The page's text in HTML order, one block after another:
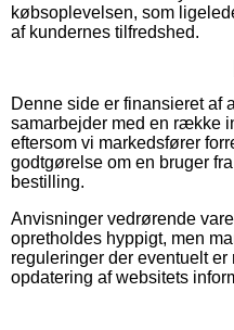
købsoplevelsen, som
af kundernes tilfredshed.
Denne side er finansieret af
samarbejder med en række
eftersom vi markedsfører
godtgørelse om en bruger
bestilling.
Anvisninger vedrørende
opretholdes hyppigt, men
reguleringer der eventuelt
opdatering af websitets